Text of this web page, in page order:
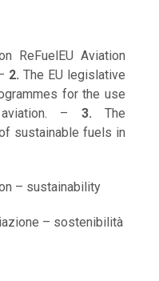
ReFuelEU Aviation
2. The EU legislative
for the use
– 3. The
sustainable fuels in
– sustainability
– sostenibilità